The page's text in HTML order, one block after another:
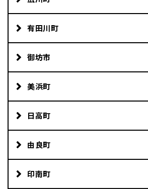
有田川町
御坊市
美浜町
日高町
由良町
印南町